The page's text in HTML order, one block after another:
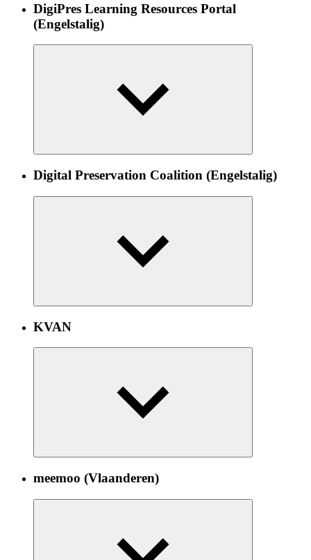
DigiPres Learning Resources Portal
(Engelstalig)
Digital Preservation Coalition (Engelstalig)
KVAN
meemoo (Vlaanderen)